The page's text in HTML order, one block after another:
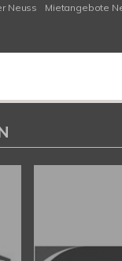
Neuss Mietangebote